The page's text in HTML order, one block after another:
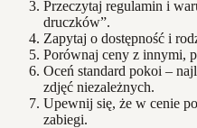
Przeczytaj regulamin i
druczków”.
Zapytaj o dostępność i
Porównaj ceny z innymi,
Oceń standard pokoi –
zdjęć niezależnych.
Upewnij się, że w cenie
zabiegi.